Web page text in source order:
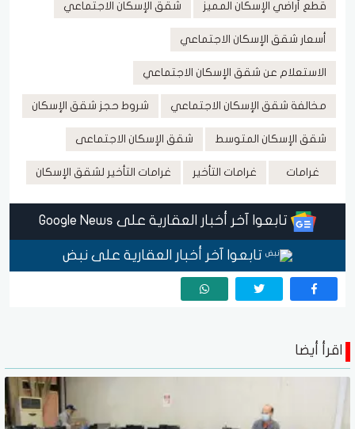
قطع أراضي الإسكان المميز شقق الإسكان الاجتماعي
أسعار شقق الإسكان الاجتماعي
الاستعلام عن شقق الإسكان الاجتماعي
مخالفة شقق الإسكان الاجتماعي شروط حجز شقق الإسكان
شقق الإسكان المتوسط شقق الإسكان الاجتماعى
غرامات غرامات التأخير غرامات التأخير لشقق الإسكان
تابعوا آخر أخبار العقارية على Google News
تابعوا آخر أخبار العقارية على نبض
اقرأ أيضا